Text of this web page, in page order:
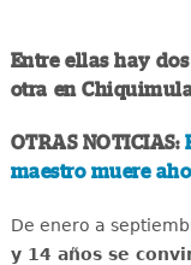
Entre ellas hay
otra en
OTRAS NOTICIAS:
maestro muere
De enero a
y 14 años se